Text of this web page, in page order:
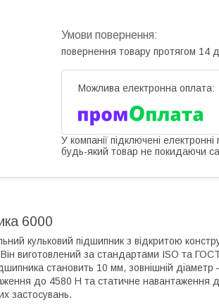
повернення товару протягом 14
У компанії підключені
будь-який товар не покидаючи
6000
кульковий підшипник з відкритою
виготовлений за стандартами ISO та
становить 10 мм, зовнішній
до 4580 Н та статичне навантаження
застосувань.